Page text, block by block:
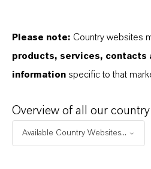
2119457646-28-0000
(Número CAS)
Please note: Country websites
products, services, contacts
information specific to that
Overview of all our
Available Country Websites...